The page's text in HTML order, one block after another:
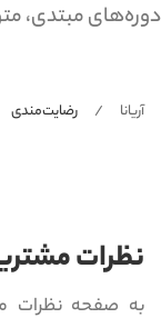
مبتدی،
آریانا رضایت‌مندی
نظرات
به صفحه نظرات